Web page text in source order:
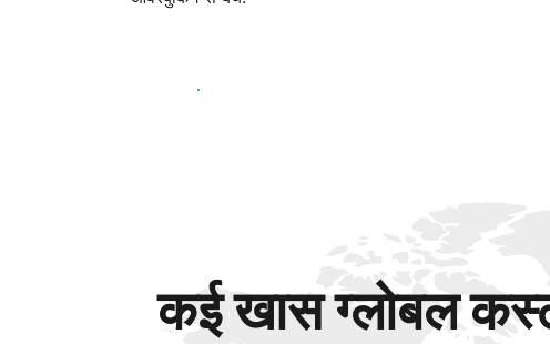
आज ही शुरू करें
कई खास ग्लोबल